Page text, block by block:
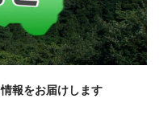
報をお届けします